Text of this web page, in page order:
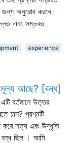
জন্য অনুরোধ করবে।
এবং সম্ভবত
experience
মূল্য আছে? [বন্ধ]
বর্তমানে উত্তর
চান? প্রশ্নটি
করে সত্য এবং উদ্ধৃতি
ছিল । আমি